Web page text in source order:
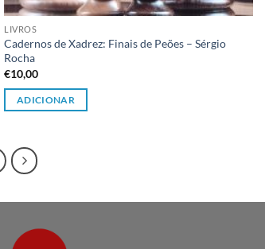
LIVROS
Cadernos de Xadrez: Finais de Peões – Sérgio
Rocha
€10,00
ADICIONAR